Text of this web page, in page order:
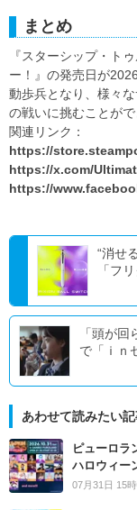
まとめ
『スターシップ・ト
ー！』の発売日が
動歩兵となり、様々
の戦いに挑むことがで
関連リンク：
https://
https://x.com/
https://
“消せ
「フ
「頭が
で「ｉｎ
あわせて読みたい
ピューロラ
ハロウィー
07月31日 15